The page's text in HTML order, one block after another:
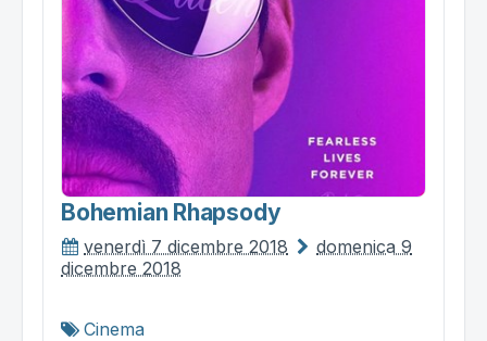
Bohemian Rhapsody
venerdì 7 dicembre 2018
domenica 9
dicembre 2018
Cinema